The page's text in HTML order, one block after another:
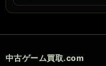
中古ゲーム買取.com